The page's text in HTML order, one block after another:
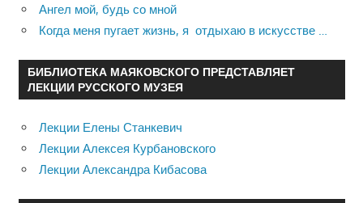
Ангел мой, будь со мной
Когда меня пугает жизнь, я отдыхаю в искусстве …
БИБЛИОТЕКА МАЯКОВСКОГО ПРЕДСТАВЛЯЕТ
ЛЕКЦИИ РУССКОГО МУЗЕЯ
Лекции Елены Станкевич
Лекции Алексея Курбановского
Лекции Александра Кибасова